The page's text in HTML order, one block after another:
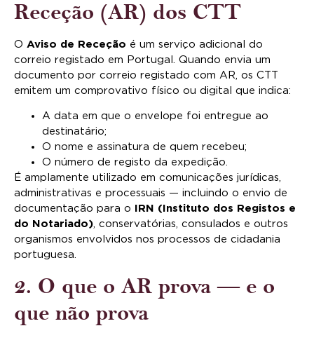
Receção (AR) dos CTT
O Aviso de Receção é um serviço adicional do
correio registado em Portugal. Quando envia um
documento por correio registado com AR, os CTT
emitem um comprovativo físico ou digital que indica:
A data em que o envelope foi entregue ao
destinatário;
O nome e assinatura de quem recebeu;
O número de registo da expedição.
É amplamente utilizado em comunicações jurídicas,
administrativas e processuais — incluindo o envio de
documentação para o
IRN (Instituto dos Registos e
do Notariado), conservatórias, consulados e outros
organismos envolvidos nos processos de cidadania
portuguesa.
2. O que o AR prova — e o
que não prova